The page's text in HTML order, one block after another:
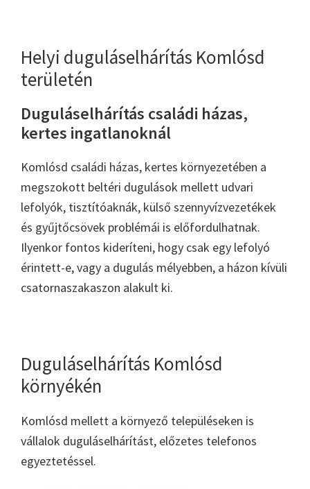
Helyi duguláselhárítás Komlósd
területén
Duguláselhárítás családi házas,
kertes ingatlanoknál
Komlósd családi házas, kertes környezetében a
megszokott beltéri dugulások mellett udvari
lefolyók, tisztítóaknák, külső szennyvízvezetékek
és gyűjtőcsövek problémái is előfordulhatnak.
Ilyenkor fontos kideríteni, hogy csak egy lefolyó
érintett-e, vagy a dugulás mélyebben, a házon kívüli
csatornaszakaszon alakult ki.
Duguláselhárítás Komlósd
környékén
Komlósd mellett a környező településeken is
vállalok duguláselhárítást, előzetes telefonos
egyeztetéssel.